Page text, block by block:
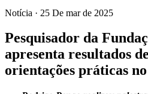
Notícia · 25 De mar de 2025
Pesquisador da
apresenta resultados
orientações práticas